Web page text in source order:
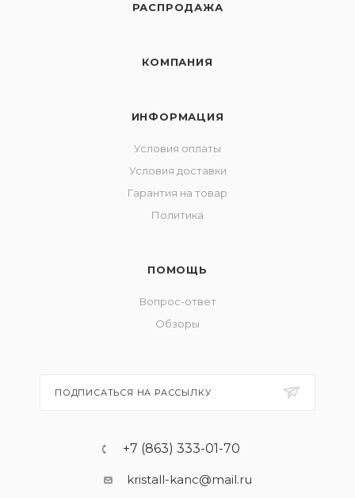
РАСПРОДАЖА
КОМПАНИЯ
ИНФОРМАЦИЯ
Условия оплаты
Условия доставки
Гарантия на товар
Политика
ПОМОЩЬ
Вопрос-ответ
Обзоры
ПОДПИСАТЬСЯ НА РАССЫЛКУ
+7 (863) 333-01-70
kristall-kanc@mail.ru